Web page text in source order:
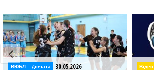
Відео 30.05.2026